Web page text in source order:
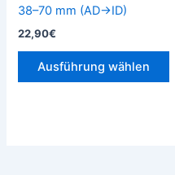
38–70 mm (AD→ID)
22,90€
Ausführung wählen